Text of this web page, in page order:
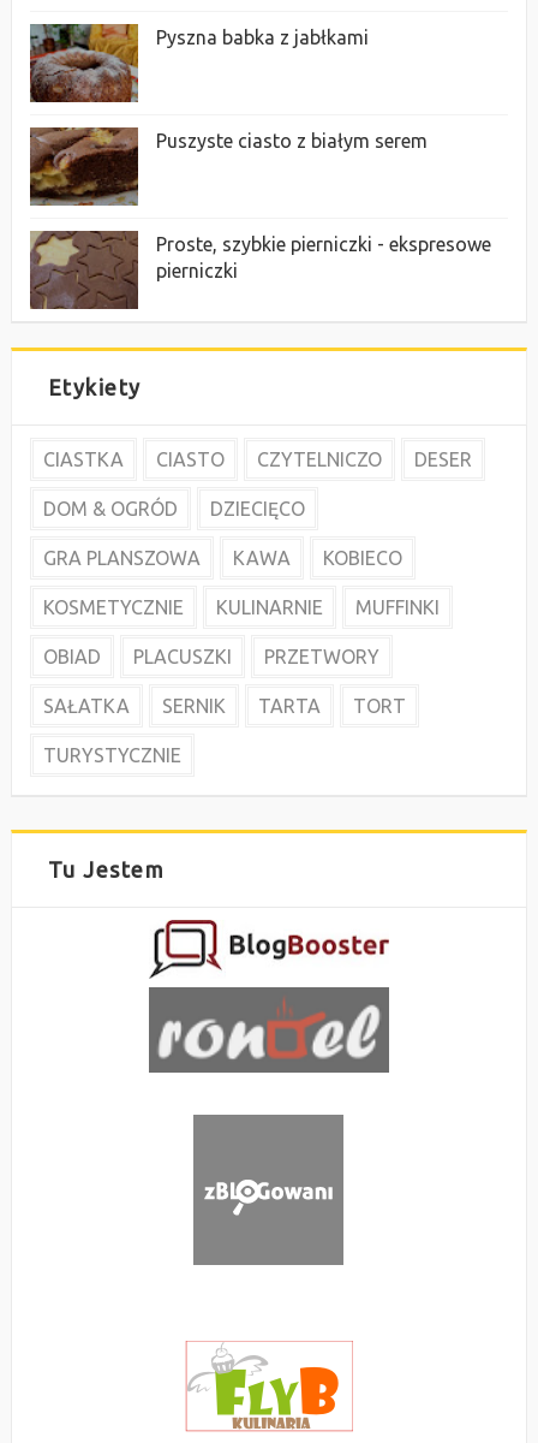
Pyszna babka z jabłkami
Puszyste ciasto z białym serem
Proste, szybkie pierniczki - ekspresowe
pierniczki
Etykiety
CIASTKA CIASTO CZYTELNICZO DESER
DOM & OGRÓD DZIECIĘCO
GRA PLANSZOWA KAWA KOBIECO
KOSMETYCZNIE KULINARNIE MUFFINKI
OBIAD PLACUSZKI PRZETWORY
SAŁATKA SERNIK TARTA TORT
TURYSTYCZNIE
Tu Jestem